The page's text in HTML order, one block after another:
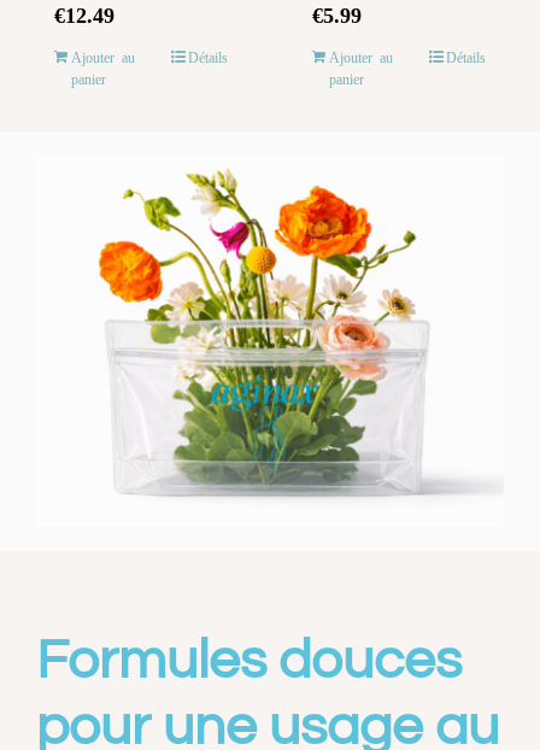
€12.49
Ajouter au
panier
Détails
€5.99
Ajouter au
panier
Détails
Formules douces
pour une usage au